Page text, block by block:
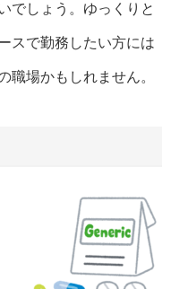
でしょう。ゆっくりと
スで勤務したい方には
職場かもしれません。